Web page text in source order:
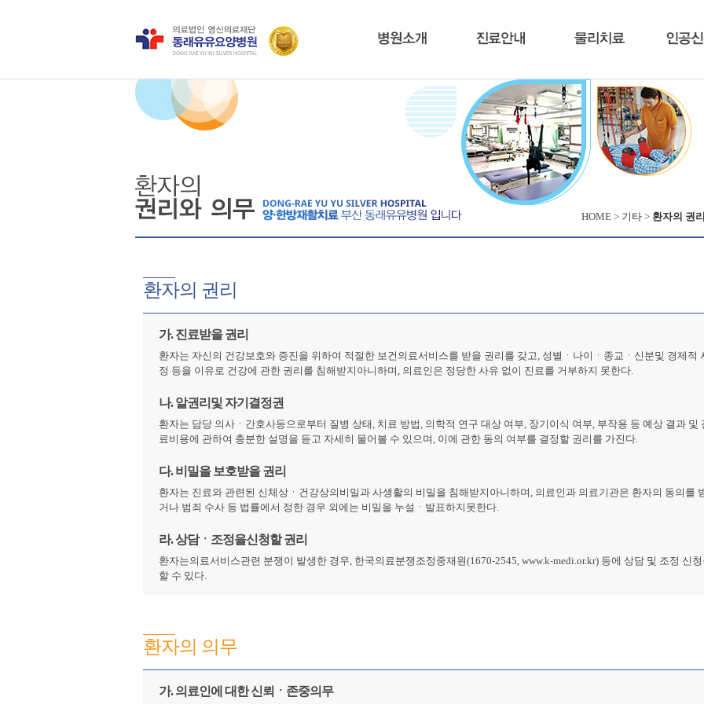
HOME > 기타 > 환자의 권
환자의 권리
가. 진료받을 권리
환자는 자신의 건강보호와 증진을 위하여 적절한 보건의료서비스를 받을 권리를 갖고, 성별ㆍ나이ㆍ종교ㆍ신분및 경제적
정 등을 이유로 건강에 관한 권리를 침해받지아니하며, 의료인은 정당한 사유 없이 진료를 거부하지 못한다.
나. 알권리및 자기결정권
환자는 담당 의사ㆍ간호사등으로부터 질병 상태, 치료 방법, 의학적 연구 대상 여부, 장기이식 여부, 부작용 등 예상 결과 및
료비용에 관하여 충분한 설명을 듣고 자세히 물어볼 수 있으며, 이에 관한 동의 여부를 결정할 권리를 가진다.
다. 비밀을 보호받을 권리
환자는 진료와 관련된 신체상ㆍ건강상의비밀과 사생활의 비밀을 침해받지아니하며, 의료인과 의료기관은 환자의 동의를
거나 범죄 수사 등 법률에서 정한 경우 외에는 비밀을 누설ㆍ발표하지못한다.
라. 상담ㆍ조정을신청할 권리
환자는의료서비스관련 분쟁이 발생한 경우, 한국의료분쟁조정중재원(1670-2545, www.k-medi.or.kr) 등에 상담 및 조정 신
할 수 있다.
환자의 의무
가. 의료인에 대한 신뢰ㆍ존중의무